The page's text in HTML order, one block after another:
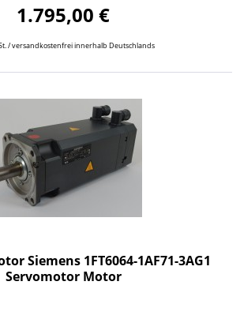
1.795,00 €
/ versandkostenfrei innerhalb Deutschlands
Siemens 1FT6064-1AF71-3AG1
Servomotor Motor